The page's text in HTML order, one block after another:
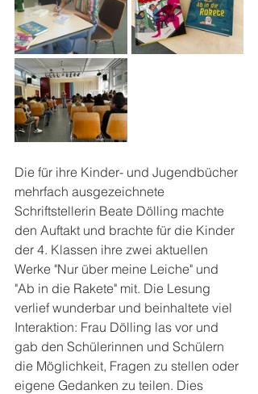
Die für ihre Kinder- und Jugendbücher
mehrfach ausgezeichnete
Schriftstellerin Beate Dölling machte
den Auftakt und brachte für die Kinder
der 4. Klassen ihre zwei aktuellen
Werke "Nur über meine Leiche" und
"Ab in die Rakete" mit. Die Lesung
verlief wunderbar und beinhaltete viel
Interaktion: Frau Dölling las vor und
gab den Schülerinnen und Schülern
die Möglichkeit, Fragen zu stellen oder
eigene Gedanken zu teilen. Dies